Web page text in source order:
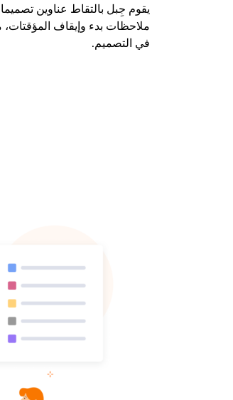
يقوم جِبل بالتقاط عناوين
ملاحظات بدء وإيقاف
في التصميم.